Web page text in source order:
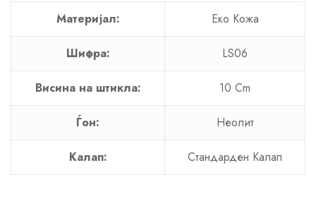
Материјал: Еко Кожа
Шифра: LS06
Висина на штикла: 10 Cm
Ѓон: Неолит
Калап: Стандарден Калап